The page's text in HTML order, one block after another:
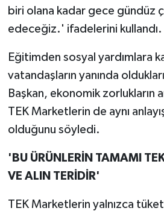
biri olana kadar gece gündüz
edeceğiz.' ifadelerini kullandı.
Eğitimden sosyal yardımlara
vatandaşların yanında
Başkan, ekonomik zorlukların
TEK Marketlerin de aynı
olduğunu söyledi.
'BU ÜRÜNLERİN TAMAMI
VE ALIN TERİDİR'
TEK Marketlerin yalnızca